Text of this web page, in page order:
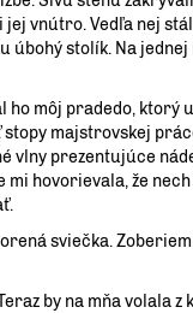
vnútro. Vedľa nej
úbohý stolík. Na
môj pradedo, ktorý
majstrovskej
vlny prezentujúce
hovorievala, že
sviečka.
by na mňa volala z